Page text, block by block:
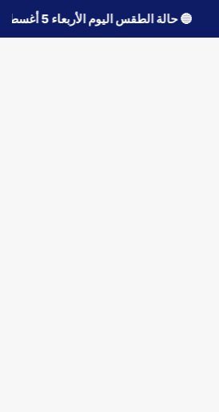
🔵حالة الطقس اليوم الأربعاء 5 أغسطس 2026.. استمرار انخفاض الحرارة وتحذيرات من الشبورة واضطراب الملاحة